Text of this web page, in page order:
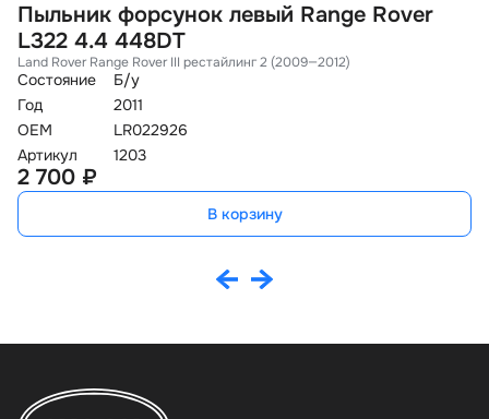
Пыльник форсунок левый Range Rover
L322 4.4 448DT
Land Rover Range Rover III рестайлинг 2 (2009—2012)
Состояние
Б/у
Год
2011
OEM
LR022926
Артикул
1203
2 700 ₽
В корзину